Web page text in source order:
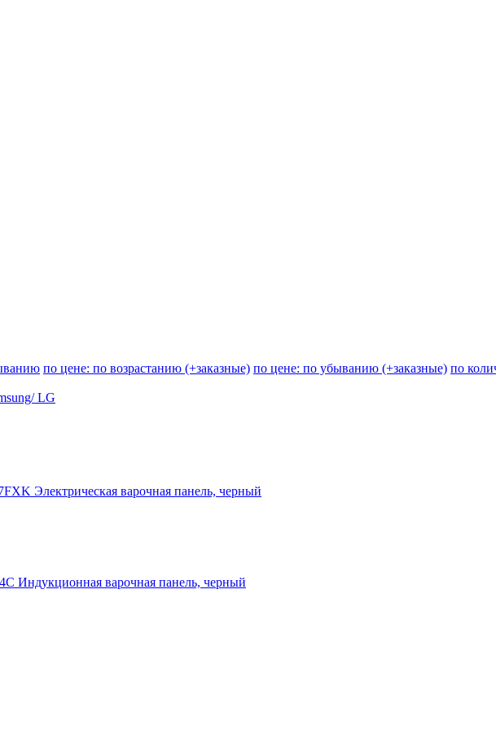
по цене: по возрастанию (+заказные) по цене: по убыванию (+заказные) по
LG
Электрическая варочная панель, черный
Индукционная варочная панель, черный